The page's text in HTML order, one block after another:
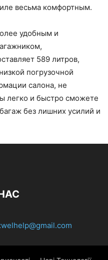
весьма комфортным.
удобным и
589 литров,
погрузочной
салона, не
легко и быстро сможете
без лишних усилий и